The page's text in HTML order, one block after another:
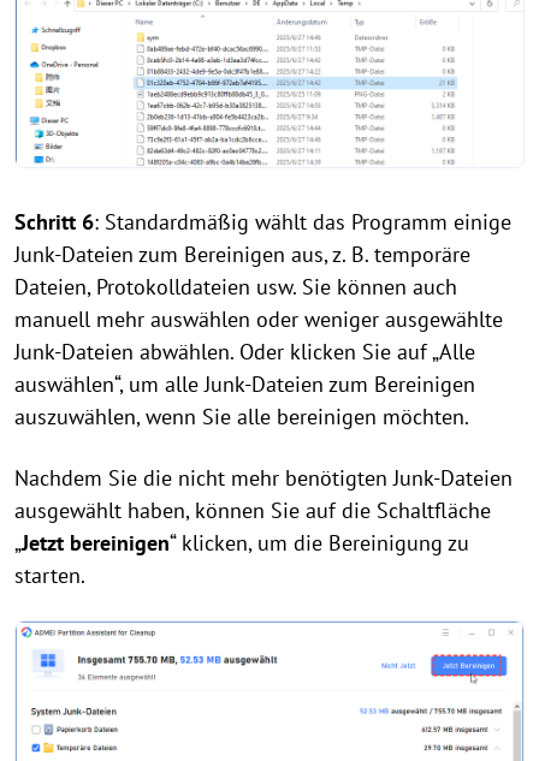
Schritt 6: Standardmäßig wählt das Programm einige
Junk-Dateien zum Bereinigen aus, z. B. temporäre
Dateien, Protokolldateien usw. Sie können auch
manuell mehr auswählen oder weniger ausgewählte
Junk-Dateien abwählen. Oder klicken Sie auf „Alle
auswählen“, um alle Junk-Dateien zum Bereinigen
auszuwählen, wenn Sie alle bereinigen möchten.
Nachdem Sie die nicht mehr benötigten Junk-Dateien
ausgewählt haben, können Sie auf die Schaltfläche
„Jetzt bereinigen“ klicken, um die Bereinigung zu
starten.